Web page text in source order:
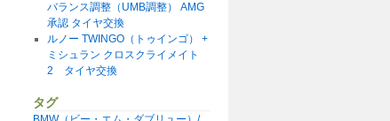
バランス調整（UMB調整） AMG
承認 タイヤ交換
ルノー TWINGO（トゥインゴ） +
ミシュラン クロスクライメイト
2 タイヤ交換
タグ